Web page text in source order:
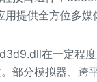
提供全方位多
在一定程
部分模拟器、跨